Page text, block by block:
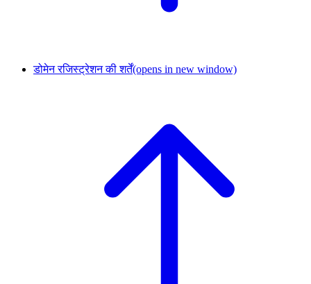
डोमेन रजिस्ट्रेशन की शर्तें(opens in new window)